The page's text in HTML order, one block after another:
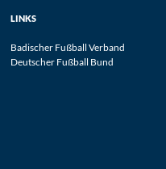
LINKS
Badischer Fußball Verband
Deutscher Fußball Bund